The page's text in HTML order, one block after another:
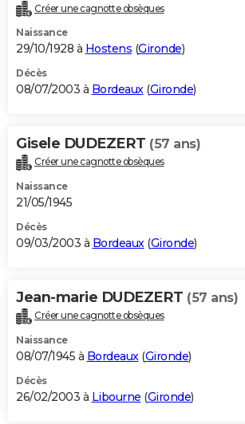
Créer une cagnotte obsèques
Naissance
29/10/1928 à Hostens (Gironde)
Décès
08/07/2003 à Bordeaux(Gironde)
Gisele DUDEZERT (57 ans)
Créer une cagnotte obsèques
Naissance
21/05/1945
Décès
09/03/2003 à Bordeaux(Gironde)
Jean-marie DUDEZERT (57 ans)
Créer une cagnotte obsèques
Naissance
08/07/1945 à Bordeaux(Gironde)
Décès
26/02/2003 à Libourne (Gironde)